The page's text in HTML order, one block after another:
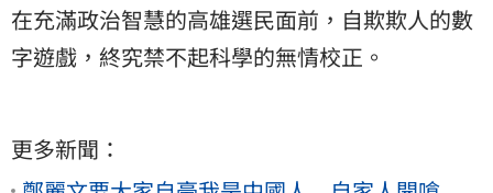
在充滿政治智慧的高雄選民面前，自欺欺人的數
字遊戲，終究禁不起科學的無情校正。
更多新聞：